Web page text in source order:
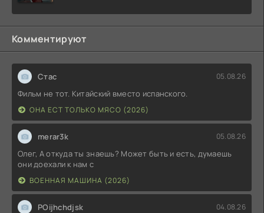
Комментируют
Стас 05.08.26
Фильм не тот. Китайский вместо испанского.
ОНА ЕСТ ТОЛЬКО МЯСО (2026)
merar3k 05.08.26
Олег, А откуда ты знаешь? Может быть и есть, думаешь
они доехали к нам с
ВОЕННАЯ МАШИНА (2026)
POijhchdjsk 04.08.26